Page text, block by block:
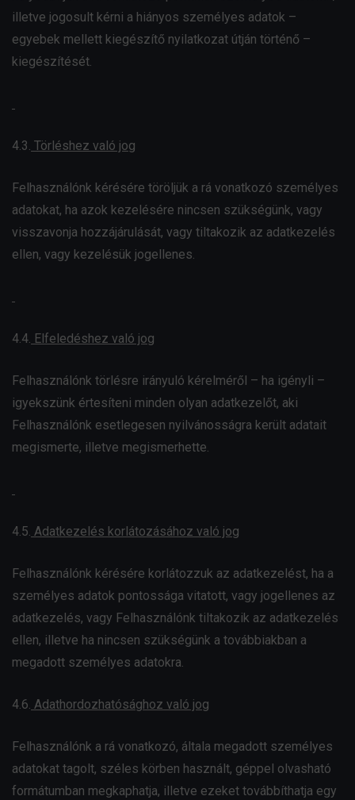
illetve jogosult kérni a hiányos személyes adatok –
egyebek mellett kiegészítő nyilatkozat útján történő –
kiegészítését.
4.3. Törléshez való jog
Felhasználónk kérésére töröljük a rá vonatkozó személyes
adatokat, ha azok kezelésére nincsen szükségünk, vagy
visszavonja hozzájárulását, vagy tiltakozik az adatkezelés
ellen, vagy kezelésük jogellenes.
4.4. Elfeledéshez való jog
Felhasználónk törlésre irányuló kérelméről – ha igényli –
igyekszünk értesíteni minden olyan adatkezelőt, aki
Felhasználónk esetlegesen nyilvánosságra került adatait
megismerte, illetve megismerhette.
4.5. Adatkezelés korlátozásához való jog
Felhasználónk kérésére korlátozzuk az adatkezelést, ha a
személyes adatok pontossága vitatott, vagy jogellenes az
adatkezelés, vagy Felhasználónk tiltakozik az adatkezelés
ellen, illetve ha nincsen szükségünk a továbbiakban a
megadott személyes adatokra.
4.6. Adathordozhatósághoz való jog
Felhasználónk a rá vonatkozó, általa megadott személyes
adatokat tagolt, széles körben használt, géppel olvasható
formátumban megkaphatja, illetve ezeket továbbíthatja egy